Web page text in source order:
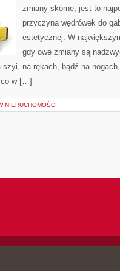
zmiany skórne, jest to
przyczyna wędrówek do
estetycznej. W
gdy owe zmiany są
na rękach, bądź na
co w […]
NIERUCHOMOŚCI